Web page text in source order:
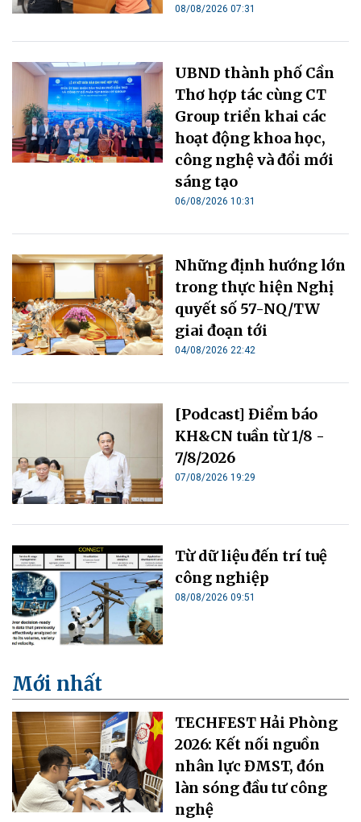
08/08/2026 07:31
UBND thành phố Cần
Thơ hợp tác cùng CT
Group triển khai các
hoạt động khoa học,
công nghệ và đổi mới
sáng tạo
06/08/2026 10:31
Những định hướng lớn
trong thực hiện Nghị
quyết số 57-NQ/TW
giai đoạn tới
04/08/2026 22:42
[Podcast] Điểm báo
KH&CN tuần từ 1/8 -
7/8/2026
07/08/2026 19:29
Từ dữ liệu đến trí tuệ
công nghiệp
08/08/2026 09:51
Mới nhất
TECHFEST Hải Phòng
2026: Kết nối nguồn
nhân lực ĐMST, đón
làn sóng đầu tư công
nghệ